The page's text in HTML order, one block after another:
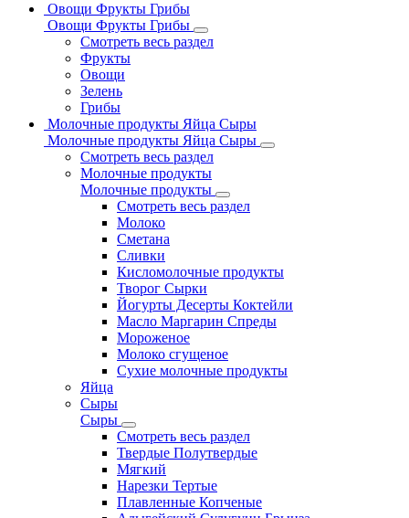
Овощи Фрукты Грибы
Овощи Фрукты Грибы
Смотреть весь раздел
Фрукты
Овощи
Зелень
Грибы
Молочные продукты Яйца Сыры
Молочные продукты Яйца Сыры
Смотреть весь раздел
Молочные продукты
Молочные продукты
Смотреть весь раздел
Молоко
Сметана
Сливки
Кисломолочные продукты
Творог Сырки
Йогурты Десерты Коктейли
Масло Маргарин Спреды
Мороженое
Молоко сгущеное
Сухие молочные продукты
Яйца
Сыры
Сыры
Смотреть весь раздел
Твердые Полутвердые
Мягкий
Нарезки Тертые
Плавленные Копченые